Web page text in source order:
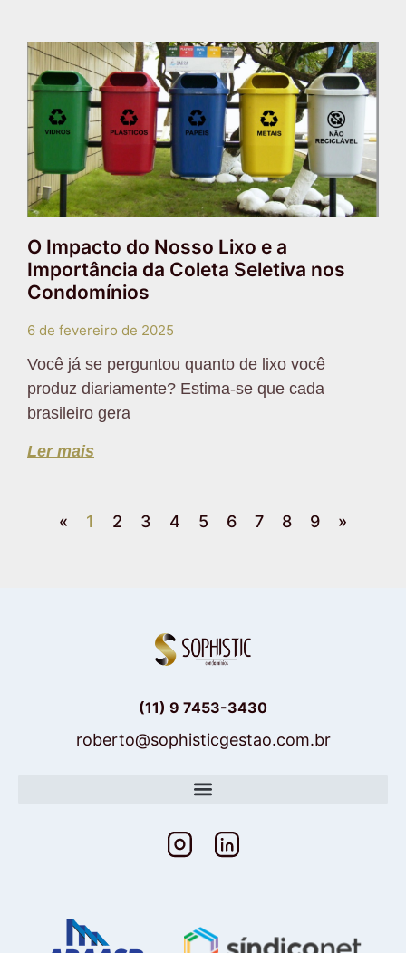
O Impacto do Nosso Lixo e a
Importância da Coleta Seletiva nos
Condomínios
6 de fevereiro de 2025
Você já se perguntou quanto de lixo você
produz diariamente? Estima-se que cada
brasileiro gera
Ler mais
« 1 2 3 4 5 6 7 8 9 »
(11) 9 7453-3430
roberto@sophisticgestao.com.br